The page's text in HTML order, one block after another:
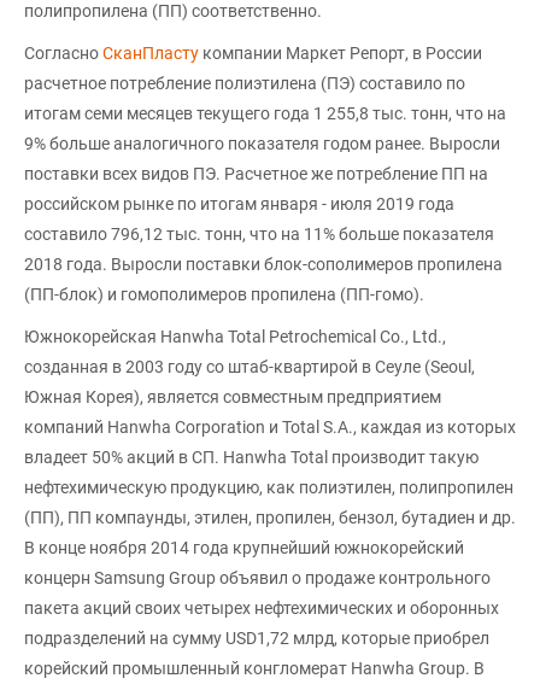
полипропилена (ПП) соответственно.
СогласноСканПласту компании Маркет Репорт, в России
расчетное потребление полиэтилена (ПЭ) составило по
итогам семи месяцев текущего года 1 255,8 тыс. тонн, что на
9% больше аналогичного показателя годом ранее. Выросли
поставки всех видов ПЭ. Расчетное же потребление ПП на
российском рынке по итогам января - июля 2019 года
составило 796,12 тыс. тонн, что на 11% больше показателя
2018 года. Выросли поставки блок-сополимеров пропилена
(ПП-блок) и гомополимеров пропилена (ПП-гомо).
Южнокорейская Hanwha Total Petrochemical Co., Ltd.,
созданная в 2003 году со штаб-квартирой в Сеуле (Seoul,
Южная Корея), является совместным предприятием
компаний Hanwha Corporation и Total S.A., каждая из которых
владеет 50% акций в СП. Hanwha Total производит такую
нефтехимическую продукцию, как полиэтилен, полипропилен
(ПП), ПП компаунды, этилен, пропилен, бензол, бутадиен и др.
В конце ноября 2014 года крупнейший южнокорейский
концерн Samsung Group объявил о продаже контрольного
пакета акций своих четырех нефтехимических и оборонных
подразделений на сумму USD1,72 млрд, которые приобрел
корейский промышленный конгломерат Hanwha Group. В